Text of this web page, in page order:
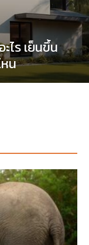
ไร เย็นขึ้น
น